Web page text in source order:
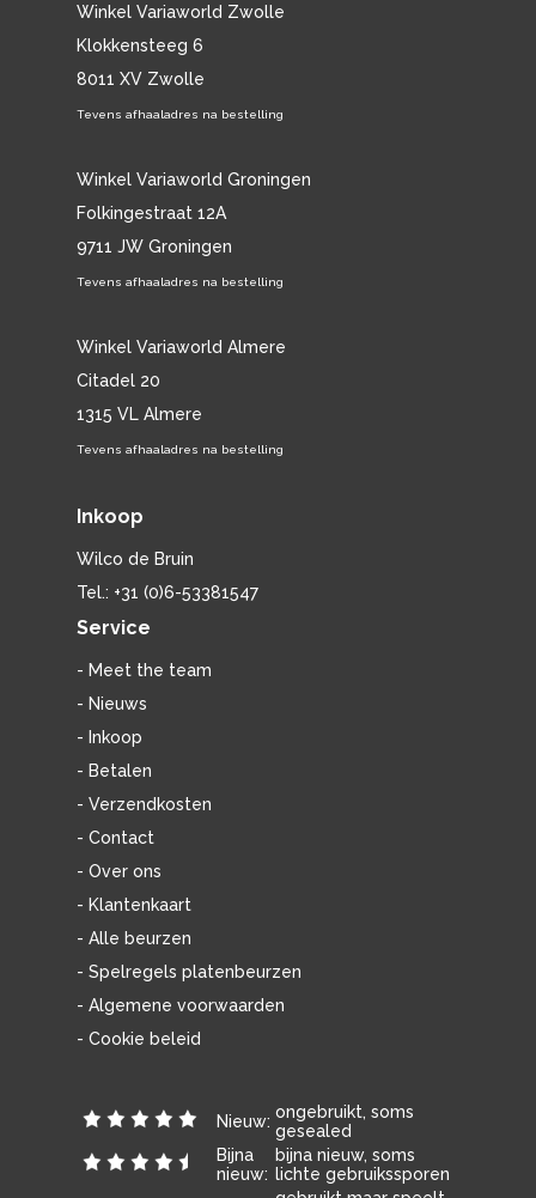
Winkel Variaworld Zwolle
Klokkensteeg 6
8011 XV Zwolle
Tevens afhaaladres na bestelling
Winkel Variaworld Groningen
Folkingestraat 12A
9711 JW Groningen
Tevens afhaaladres na bestelling
Winkel Variaworld Almere
Citadel 20
1315 VL Almere
Tevens afhaaladres na bestelling
Inkoop
Wilco de Bruin
Tel.: +31 (0)6-53381547
Service
- Meet the team
- Nieuws
- Inkoop
- Betalen
- Verzendkosten
- Contact
- Over ons
- Klantenkaart
- Alle beurzen
- Spelregels platenbeurzen
- Algemene voorwaarden
- Cookie beleid
Nieuw: ongebruikt, soms
gesealed
Bijna
nieuw:
bijna nieuw, soms
lichte gebruikssporen